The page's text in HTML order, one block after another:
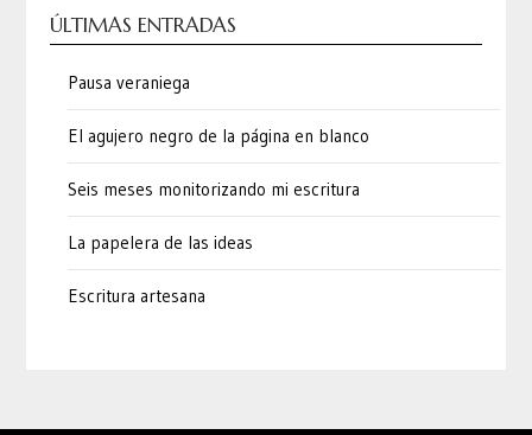
ÚLTIMAS ENTRADAS
Pausa veraniega
El agujero negro de la página en blanco
Seis meses monitorizando mi escritura
La papelera de las ideas
Escritura artesana